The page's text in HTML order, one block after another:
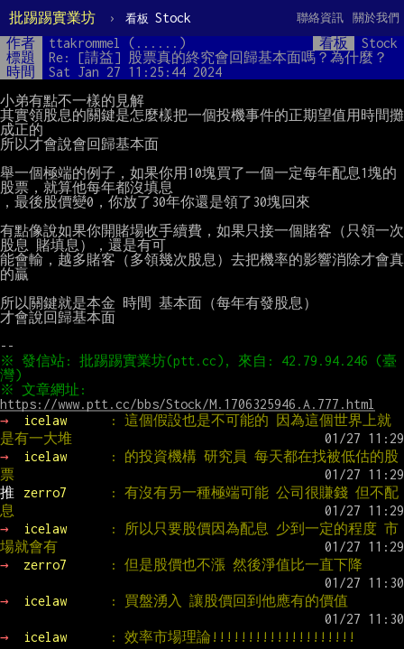
批踢踢實業坊 › 看板 Stock 關於我們
聯絡資訊
作者 ttakrommel (......) 看板
Stock
標題
Re: [請益] 股票真的終究會回歸基本面嗎？為什麼？
時間
Sat Jan 27 11:25:44 2024
小弟有點不一樣的見解
其實領股息的關鍵是怎麼樣把一個投機事件的正期望值用時間攤
成正的
所以才會說會回歸基本面
舉一個極端的例子，如果你用10塊買了一個一定每年配息1塊的
股票，就算他每年都沒填息
，最後股價變0，你放了30年你還是領了30塊回來
有點像說如果你開賭場收手續費，如果只接一個賭客（只領一次
股息 賭填息），還是有可
能會輸，越多賭客（多領幾次股息）去把機率的影響消除才會真
的贏
所以關鍵就是本金 時間 基本面（每年有發股息）
才會說回歸基本面
※ 發信站: 批踢踢實業坊(ptt.cc), 來自: 42.79.94.246 (臺
https://www.ptt.cc/bbs/Stock/M.1706325946.A.777.html
→
icelaw
: 這個假設也是不可能的 因為這個世界上就
是有一大堆
→
icelaw
: 的投資機構 研究員 每天都在找被低估的股
票
推
zerro7
: 有沒有另一種極端可能 公司很賺錢 但不配
息
→
icelaw
: 所以只要股價因為配息 少到一定的程度 市
場就會有
→
zerro7 : 但是股價也不漲 然後淨值比一直下降
→ icelaw : 買盤湧入 讓股價回到他應有的價值
→ icelaw : 效率市場理論!!!!!!!!!!!!!!!!!!!!